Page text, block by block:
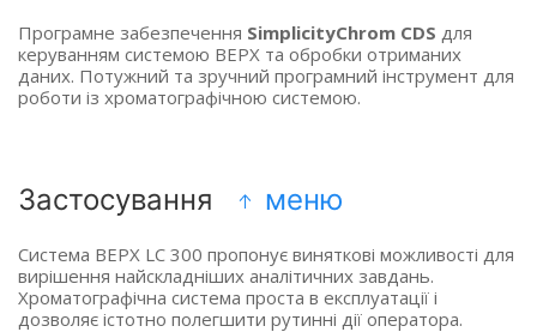
Програмне забезпечення SimplicityChrom CDS для
керуванням системою ВЕРХ та обробки отриманих
даних. Потужний та зручний програмний інструмент для
роботи із хроматографічною системою.
Застосування меню
Система ВЕРХ LC 300 пропонує виняткові можливості для
вирішення найскладніших аналітичних завдань.
Хроматографічна система проста в експлуатації і
дозволяє істотно полегшити рутинні дії оператора.